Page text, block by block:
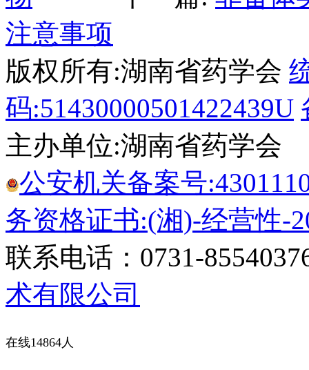
注意事项
版权所有:湖南省药学会
码:51430000501422439U
主办单位:湖南省药学会
公安机关备案号
务资格证书:(湘)-经营性-
联系电话：0731-
术有限公司
在线14864人